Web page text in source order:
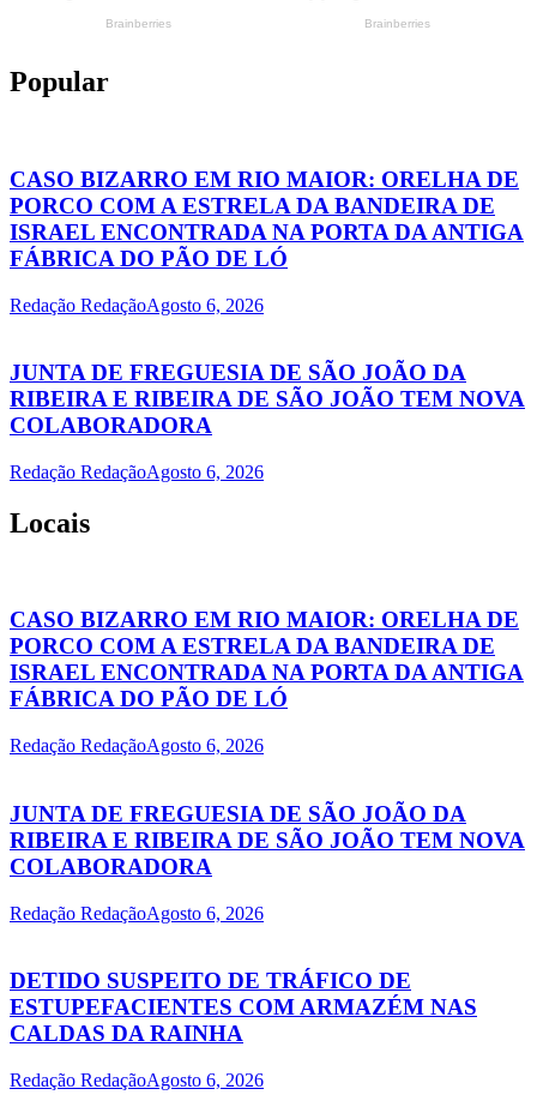
Popular
CASO BIZARRO EM RIO MAIOR: ORELHA DE
PORCO COM A ESTRELA DA BANDEIRA DE
ISRAEL ENCONTRADA NA PORTA DA ANTIGA
FÁBRICA DO PÃO DE LÓ
Redação RedaçãoAgosto 6, 2026
JUNTA DE FREGUESIA DE SÃO JOÃO DA
RIBEIRA E RIBEIRA DE SÃO JOÃO TEM NOVA
COLABORADORA
Redação RedaçãoAgosto 6, 2026
Locais
CASO BIZARRO EM RIO MAIOR: ORELHA DE
PORCO COM A ESTRELA DA BANDEIRA DE
ISRAEL ENCONTRADA NA PORTA DA ANTIGA
FÁBRICA DO PÃO DE LÓ
Redação RedaçãoAgosto 6, 2026
JUNTA DE FREGUESIA DE SÃO JOÃO DA
RIBEIRA E RIBEIRA DE SÃO JOÃO TEM NOVA
COLABORADORA
Redação RedaçãoAgosto 6, 2026
DETIDO SUSPEITO DE TRÁFICO DE
ESTUPEFACIENTES COM ARMAZÉM NAS
CALDAS DA RAINHA
Redação RedaçãoAgosto 6, 2026